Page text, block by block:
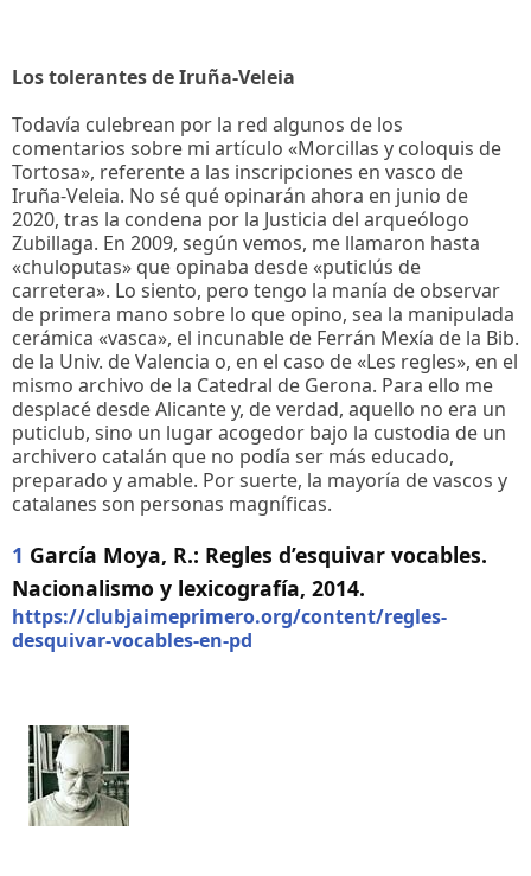
Los tolerantes de Iruña-Veleia
Todavía culebrean por la red algunos de los
comentarios sobre mi artículo «Morcillas y coloquis de
Tortosa», referente a las inscripciones en vasco de
Iruña-Veleia. No sé qué opinarán ahora en junio de
2020, tras la condena por la Justicia del arqueólogo
Zubillaga. En 2009, según vemos, me llamaron hasta
«chuloputas» que opinaba desde «puticlús de
carretera». Lo siento, pero tengo la manía de observar
de primera mano sobre lo que opino, sea la manipulada
cerámica «vasca», el incunable de Ferrán Mexía de la Bib.
de la Univ. de Valencia o, en el caso de «Les regles», en el
mismo archivo de la Catedral de Gerona. Para ello me
desplacé desde Alicante y, de verdad, aquello no era un
puticlub, sino un lugar acogedor bajo la custodia de un
archivero catalán que no podía ser más educado,
preparado y amable. Por suerte, la mayoría de vascos y
catalanes son personas magníficas.
1 García Moya, R.: Regles d’esquivar vocables.
Nacionalismo y lexicografía, 2014.
https://clubjaimeprimero.org/content/regles-
desquivar-vocables-en-pd